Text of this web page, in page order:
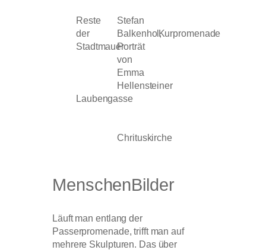
Reste
der
Stadtmauer
Laubengasse
Stefan
Balkenhol,
Porträt
von
Emma
Hellensteiner
Chrituskirche
Kurpromenade
MenschenBilder
Läuft man entlang der
Passerpromenade, trifft man auf
mehrere Skulpturen. Das über